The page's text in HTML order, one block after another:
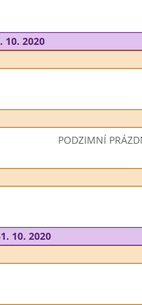
10. 2020
PODZIMNÍ
10. 2020